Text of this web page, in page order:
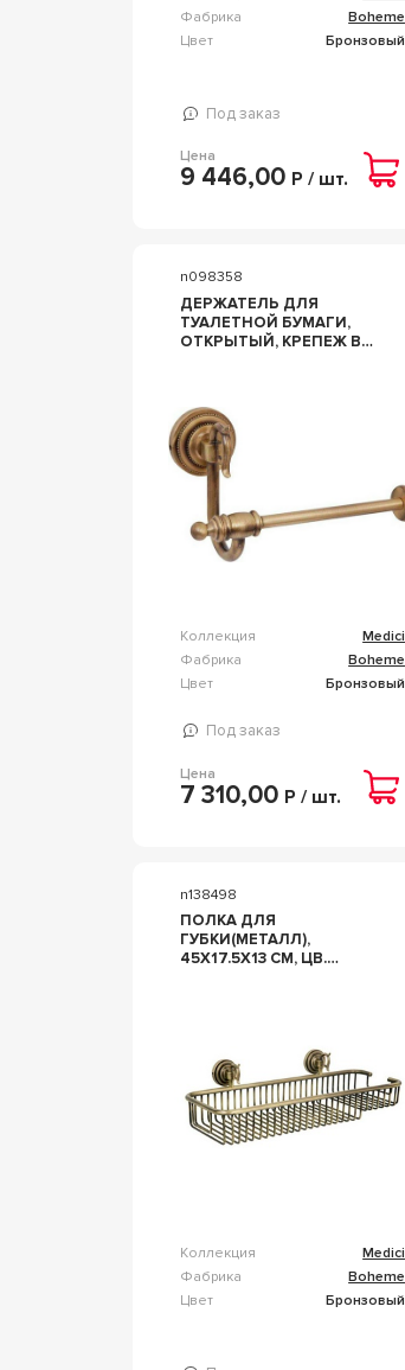
Фабрика
Boheme
Цвет
Бронзовый
Под заказ
Цена
9 446,00 Р / шт.
n098358
ДЕРЖАТЕЛЬ ДЛЯ
ТУАЛЕТНОЙ БУМАГИ,
ОТКРЫТЫЙ, КРЕПЕЖ В
Коллекция
Medici
Фабрика
Boheme
Цвет
Бронзовый
Под заказ
Цена
7 310,00 Р / шт.
n138498
ПОЛКА ДЛЯ
ГУБКИ(МЕТАЛЛ),
45X17.5X13 СМ, ЦВ.
Коллекция
Medici
Фабрика
Boheme
Цвет
Бронзовый